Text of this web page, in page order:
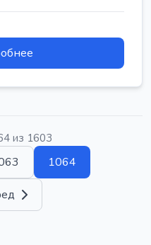
из 1603
1064